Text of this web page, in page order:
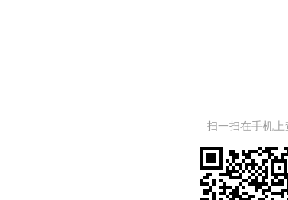
扫一扫在手机上